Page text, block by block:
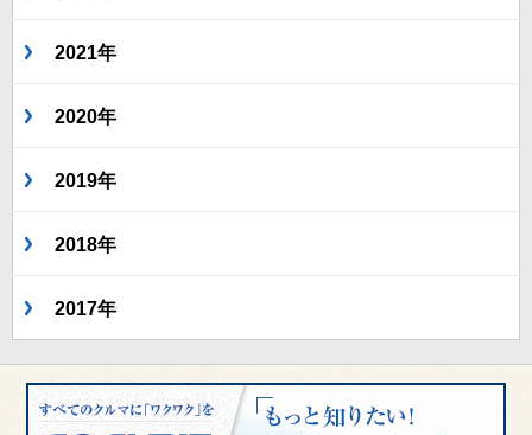
2021年
2020年
2019年
2018年
2017年